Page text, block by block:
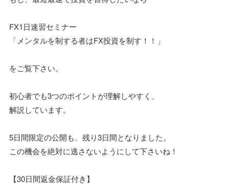
FX1日速習セミナー
「メンタルを制する者はFX投資を制す！！」
をご覧下さい。
初心者でも3つのポイントが理解しやすく、
解説しています。
5日間限定の公開も、残り3日間となりました。
この機会を絶対に逃さないようにして下さいね！
【30日間返金保証付き】